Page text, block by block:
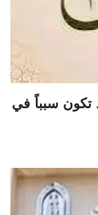
تكون سبباً في